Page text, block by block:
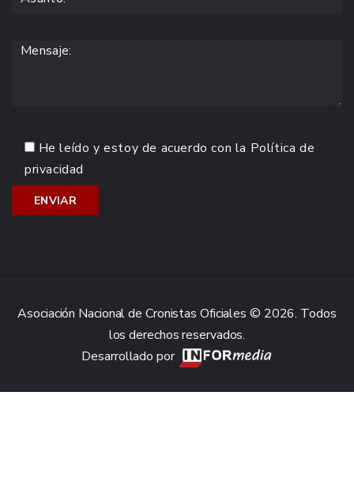
He leído y estoy de acuerdo con la Política de
privacidad
Asociación Nacional de Cronistas Oficiales © 2026. Todos
los derechos reservados.
Desarrollado por